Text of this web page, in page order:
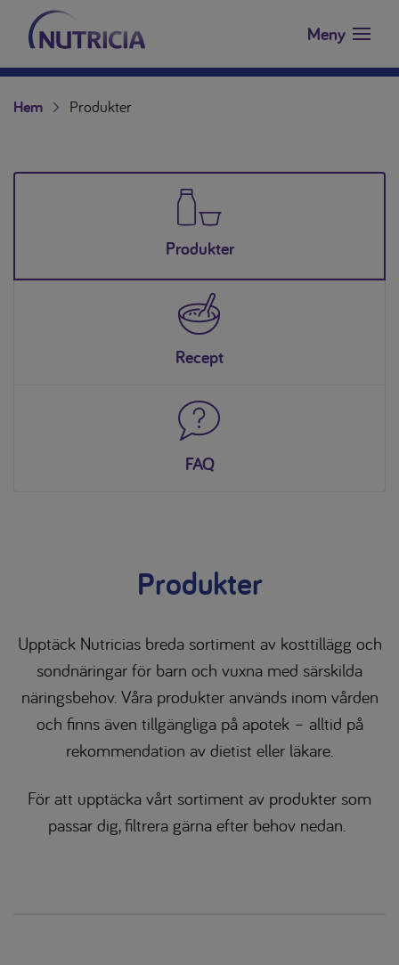
Hoppa till innehåll
Nutricia.se Meny
Hem Produkter
Produkter
Recept
FAQ
Produkter
Upptäck Nutricias breda sortiment av kosttillägg och
sondnäringar för barn och vuxna med särskilda
näringsbehov. Våra produkter används inom vården
och finns även tillgängliga på apotek – alltid på
rekommendation av dietist eller läkare.
För att upptäcka vårt sortiment av produkter som
passar dig, filtrera gärna efter behov nedan.